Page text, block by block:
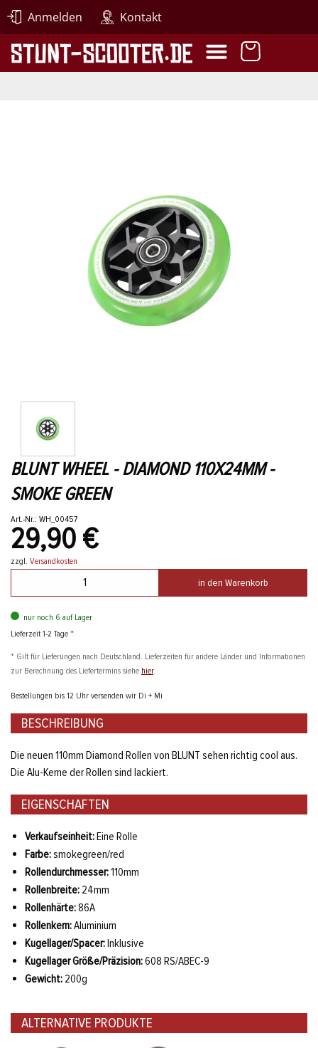
Anmelden Kontakt
BLUNT WHEEL - DIAMOND 110X24MM -
SMOKE GREEN
Art.-Nr.: WH_00457
29,90 €
zzgl. Versandkosten
in den Warenkorb
nur noch 6 auf Lager
Lieferzeit 1-2 Tage *
* Gilt für Lieferungen nach Deutschland. Lieferzeiten für andere Länder und Informationen
zur Berechnung des Liefertermins siehe hier.
Bestellungen bis 12 Uhr versenden wir Di + Mi
BESCHREIBUNG
Die neuen 110mm Diamond Rollen von BLUNT sehen richtig cool aus.
Die Alu-Kerne der Rollen sind lackiert.
EIGENSCHAFTEN
Verkaufseinheit:Eine Rolle
Farbe:smokegreen/red
Rollendurchmesser:110mm
Rollenbreite: 24mm
Rollenhärte:86A
Rollenkern:Aluminium
Kugellager/Spacer:Inklusive
Kugellager Größe/Präzision:608 RS/ABEC-9
Gewicht: 200g
ALTERNATIVE PRODUKTE